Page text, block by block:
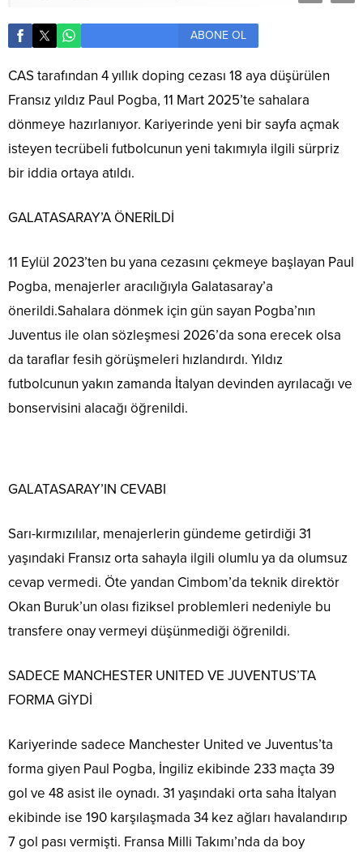
ABONE OL
CAS tarafından 4 yıllık doping cezası 18 aya düşürülen
Fransız yıldız Paul Pogba, 11 Mart 2025’te sahalara
dönmeye hazırlanıyor. Kariyerinde yeni bir sayfa açmak
isteyen tecrübeli futbolcunun yeni takımıyla ilgili sürpriz
bir iddia ortaya atıldı.
GALATASARAY’A ÖNERİLDİ
11 Eylül 2023’ten bu yana cezasını çekmeye başlayan Paul
Pogba, menajerler aracılığıyla Galatasaray’a
önerildi.Sahalara dönmek için gün sayan Pogba’nın
Juventus ile olan sözleşmesi 2026’da sona erecek olsa
da taraflar fesih görüşmeleri hızlandırdı. Yıldız
futbolcunun yakın zamanda İtalyan devinden ayrılacağı ve
bonservisini alacağı öğrenildi.
GALATASARAY’IN CEVABI
Sarı-kırmızılılar, menajerlerin gündeme getirdiği 31
yaşındaki Fransız orta sahayla ilgili olumlu ya da olumsuz
cevap vermedi. Öte yandan Cimbom’da teknik direktör
Okan Buruk’un olası fiziksel problemleri nedeniyle bu
transfere onay vermeyi düşünmediği öğrenildi.
SADECE MANCHESTER UNITED VE JUVENTUS’TA
FORMA GİYDİ
Kariyerinde sadece Manchester United ve Juventus’ta
forma giyen Paul Pogba, İngiliz ekibinde 233 maçta 39
gol ve 48 asist ile oynadı. 31 yaşındaki orta saha İtalyan
ekibinde ise 190 karşılaşmada 34 kez ağları havalandırıp
7 gol pası vermişti. Fransa Milli Takımı’nda da boy